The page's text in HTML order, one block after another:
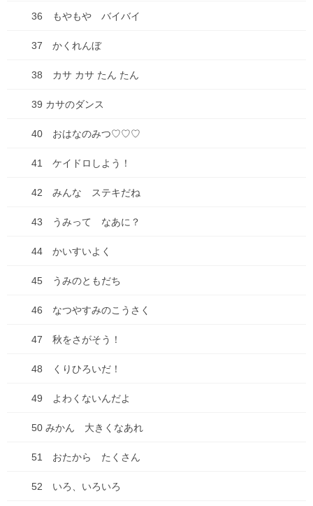
2026年7月7日
山口の瓦そば
2025年10月1日
2025年9月16日
【種落とし村】最終話、各電子書籍にて配信開始&シ
2025年9月13日
2025年8月31日
36 もやもや バイバイ
37 かくれんぼ
38 カサ カサ たん たん
39 カサのダンス
40 おはなのみつ♡♡♡
41 ケイドロしよう！
42 みんな ステキだね
43 うみって なあに？
44 かいすいよく
45 うみのともだち
46 なつやすみのこうさく
47 秋をさがそう！
48 くりひろいだ！
49 よわくないんだよ
50 みかん 大きくなあれ
51 おたから たくさん
52 いろ、いろいろ